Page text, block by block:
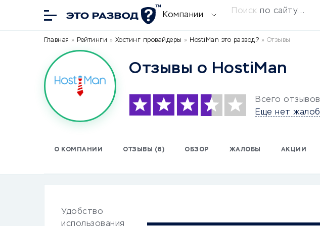
Компании Поиск по сайту...
Главная » Рейтинги » Хостинг провайдеры » HostiMan это развод? » Отзывы
Отзывы о HostiMan
Всего отзывов
Еще нет жалоб
О КОМПАНИИ ОТЗЫВЫ (6) ОБЗОР ЖАЛОБЫ АКЦИИ
Удобство
использования